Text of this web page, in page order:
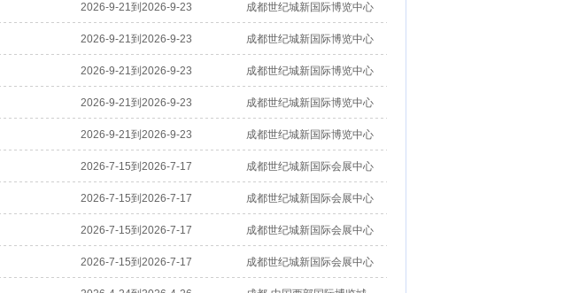
2026-9-21到2026-9-23 成都世纪城新国际博览中心
2026-9-21到2026-9-23 成都世纪城新国际博览中心
2026-9-21到2026-9-23 成都世纪城新国际博览中心
2026-9-21到2026-9-23 成都世纪城新国际博览中心
2026-9-21到2026-9-23 成都世纪城新国际博览中心
2026-7-15到2026-7-17 成都世纪城新国际会展中心
2026-7-15到2026-7-17 成都世纪城新国际会展中心
2026-7-15到2026-7-17 成都世纪城新国际会展中心
2026-7-15到2026-7-17 成都世纪城新国际会展中心